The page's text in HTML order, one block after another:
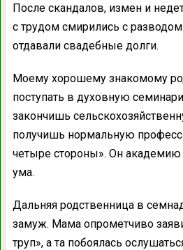
После скандалов, измен и
с трудом смирились с
отдавали свадебные долги.
Моему хорошему знакомому
поступать в духовную
закончишь
получишь нормальную
четыре стороны». Он академию
ума.
Дальняя родственница в
замуж. Мама опрометчиво
труп», а та побоялась